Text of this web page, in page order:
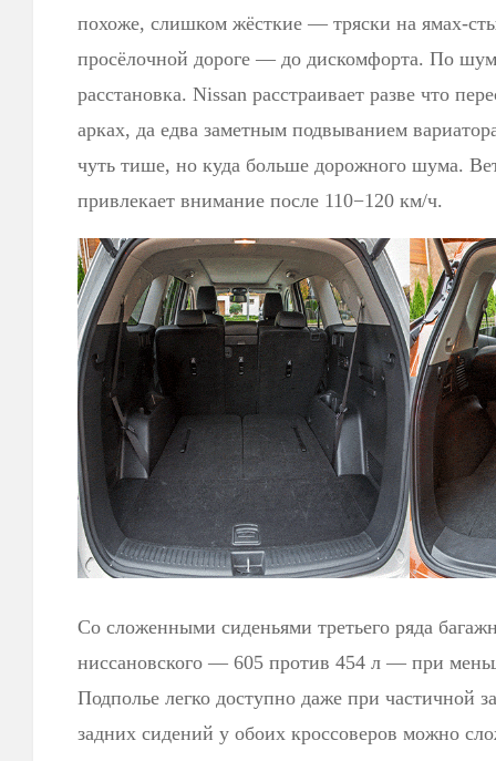
похоже, слишком жёсткие — тряски на ямах-
просёлочной дороге — до дискомфорта. По
расстановка. Nissan расстраивает разве что
арках, да едва заметным подвыванием
чуть тише, но куда больше дорожного шума.
привлекает внимание после 110−120 км/ч.
Со сложенными сиденьями третьего ряда
ниссановского — 605 против 454 л — при
Подполье легко доступно даже при частичной
задних сидений у обоих кроссоверов можно